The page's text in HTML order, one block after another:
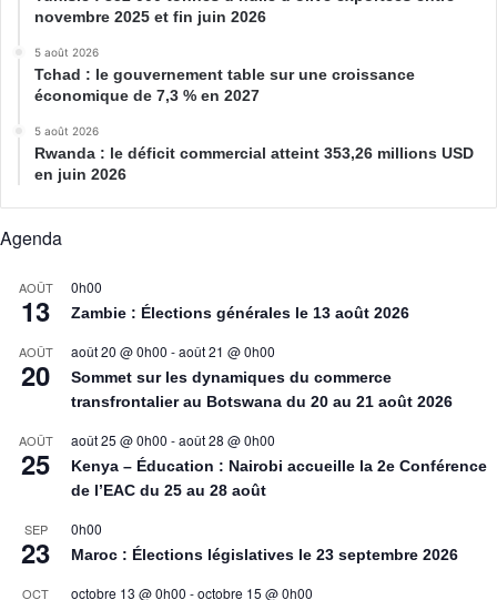
novembre 2025 et fin juin 2026
5 août 2026
Tchad : le gouvernement table sur une croissance
économique de 7,3 % en 2027
5 août 2026
Rwanda : le déficit commercial atteint 353,26 millions USD
en juin 2026
Agenda
AOÛT
13
0h00
Zambie : Élections générales le 13 août 2026
AOÛT
20
août 20 @ 0h00 -août 21 @ 0h00
Sommet sur les dynamiques du commerce
transfrontalier au Botswana du 20 au 21 août 2026
AOÛT
25
août 25 @ 0h00 -août 28 @ 0h00
Kenya – Éducation : Nairobi accueille la 2e Conférence
de l’EAC du 25 au 28 août
SEP
23
0h00
Maroc : Élections législatives le 23 septembre 2026
OCT octobre 13 @ 0h00 -octobre 15 @ 0h00